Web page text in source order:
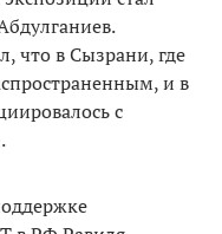
что в Сызрани, где
и в
с